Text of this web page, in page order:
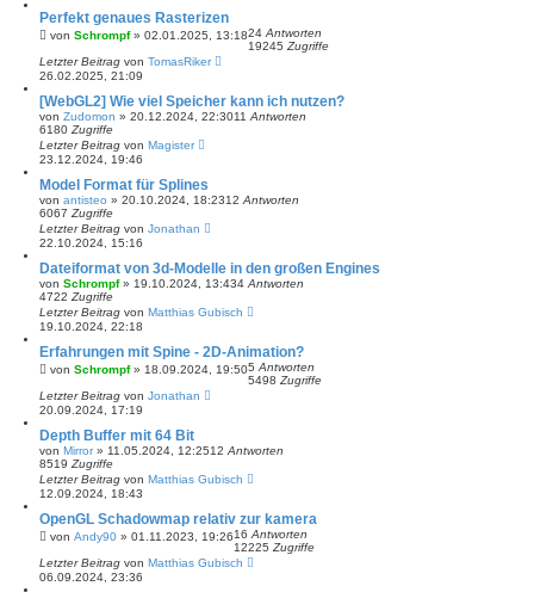
Perfekt genaues Rasterizen
von Schrompf» 02.01.2025, 13:1824 Antworten
19245 Zugriffe
Letzter Beitrag von TomasRiker
26.02.2025, 21:09
[WebGL2] Wie viel Speicher kann ich nutzen?
von Zudomon » 20.12.2024, 22:3011 Antworten
6180 Zugriffe
Letzter Beitrag von Magister
23.12.2024, 19:46
Model Format für Splines
von antisteo » 20.10.2024, 18:2312 Antworten
6067 Zugriffe
Letzter Beitrag von Jonathan
22.10.2024, 15:16
Dateiformat von 3d-Modelle in den großen Engines
von Schrompf» 19.10.2024, 13:434 Antworten
4722 Zugriffe
Letzter Beitrag von Matthias Gubisch
19.10.2024, 22:18
Erfahrungen mit Spine - 2D-Animation?
von Schrompf» 18.09.2024, 19:505 Antworten
5498 Zugriffe
Letzter Beitrag von Jonathan
20.09.2024, 17:19
Depth Buffer mit 64 Bit
von Mirror» 11.05.2024, 12:2512 Antworten
8519 Zugriffe
Letzter Beitrag von Matthias Gubisch
12.09.2024, 18:43
OpenGL Schadowmap relativ zur kamera
von Andy90 » 01.11.2023, 19:2616 Antworten
12225 Zugriffe
Letzter Beitrag von Matthias Gubisch
06.09.2024, 23:36